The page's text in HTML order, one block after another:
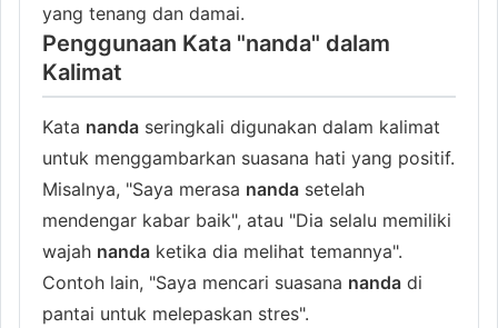
yang tenang dan damai.
Penggunaan Kata "nanda" dalam
Kalimat
Kata nanda seringkali digunakan dalam kalimat
untuk menggambarkan suasana hati yang positif.
Misalnya, "Saya merasa nanda setelah
mendengar kabar baik", atau "Dia selalu memiliki
wajah nanda ketika dia melihat temannya".
Contoh lain, "Saya mencari suasana nanda di
pantai untuk melepaskan stres".